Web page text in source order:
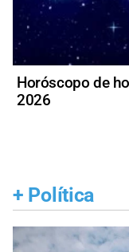
Horóscopo de
2026
+ Política